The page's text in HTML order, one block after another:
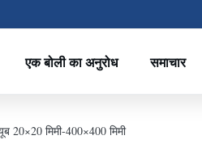
एक बोली का अनुरोध समाचार
20×20 मिमी-400×400 मिमी